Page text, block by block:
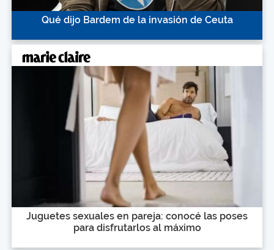
Qué dijo Bardem de la invasión de Ceuta
Juguetes sexuales en pareja: conocé las poses
para disfrutarlos al máximo